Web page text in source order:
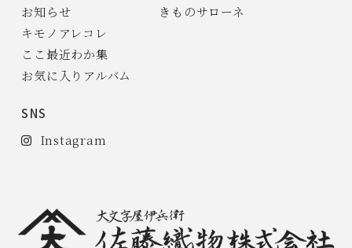
お知らせ
キモノアレコレ
ここ最近わか集
お気に入りアルバム
SNS
Instagram
きものサローネ